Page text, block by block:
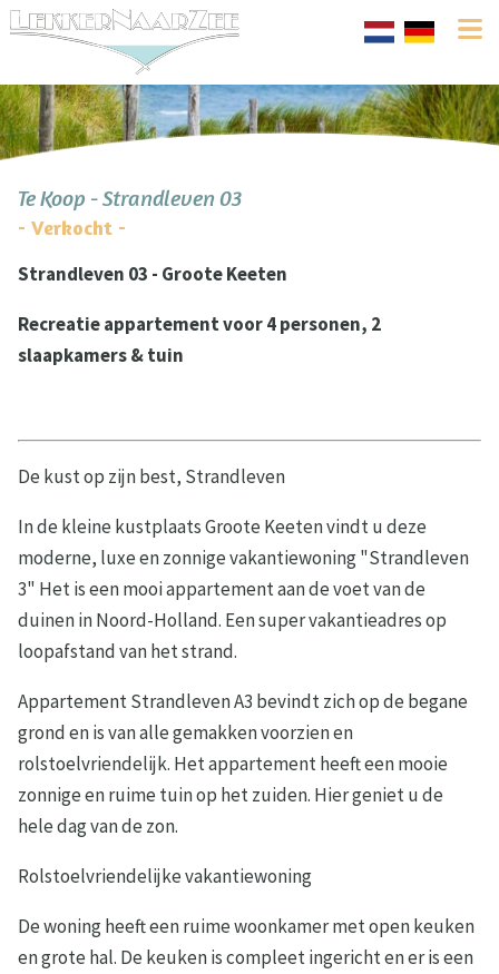
Te Koop - Strandleven 03
- Verkocht -
Strandleven 03 - Groote Keeten
Recreatie appartement voor 4 personen, 2
slaapkamers & tuin
De kust op zijn best, Strandleven
In de kleine kustplaats Groote Keeten vindt u deze
moderne, luxe en zonnige vakantiewoning "Strandleven
3" Het is een mooi appartement aan de voet van de
duinen in Noord-Holland. Een super vakantieadres op
loopafstand van het strand.
Appartement Strandleven A3 bevindt zich op de begane
grond en is van alle gemakken voorzien en
rolstoelvriendelijk. Het appartement heeft een mooie
zonnige en ruime tuin op het zuiden. Hier geniet u de
hele dag van de zon.
Rolstoelvriendelijke vakantiewoning
De woning heeft een ruime woonkamer met open keuken
en grote hal. De keuken is compleet ingericht en er is een